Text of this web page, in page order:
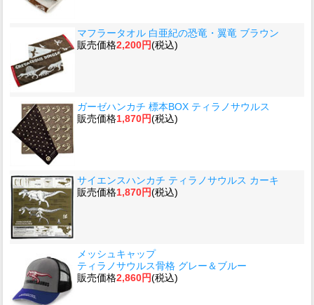
マフラータオル 白亜紀の恐竜・翼竜 ブラウン
販売価格2,200円(税込)
ガーゼハンカチ 標本BOX ティラノサウルス
販売価格1,870円(税込)
サイエンスハンカチ ティラノサウルス カーキ
販売価格1,870円(税込)
メッシュキャップ
ティラノサウルス骨格 グレー＆ブルー
販売価格2,860円(税込)